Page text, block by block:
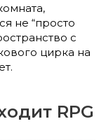
не “просто
с
цирка на
RPG